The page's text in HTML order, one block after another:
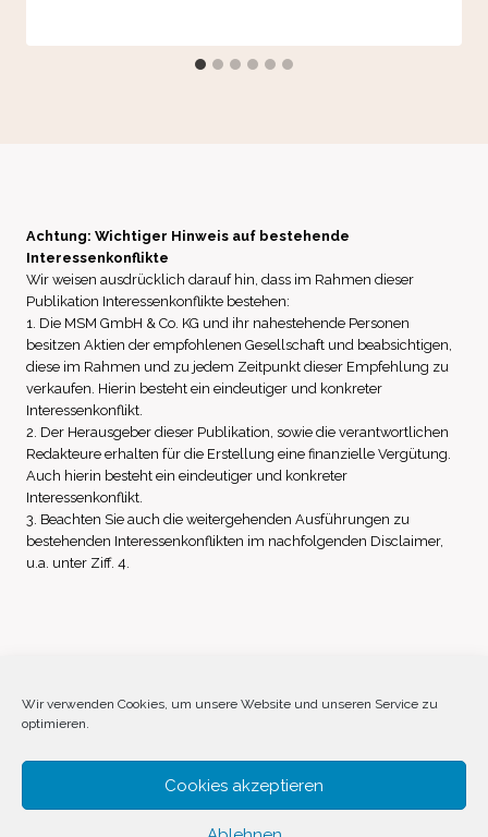
Wir verwenden Cookies, um unsere Website und unseren Service zu
optimieren.
Cookies akzeptieren
Achtung: Wichtiger Hinweis auf bestehende
Interessenkonflikte
Wir weisen ausdrücklich darauf hin, dass im Rahmen dieser
Publikation Interessenkonflikte bestehen:
1. Die MSM GmbH & Co. KG und ihr nahestehende Personen
besitzen Aktien der empfohlenen Gesellschaft und beabsichtigen,
diese im Rahmen und zu jedem Zeitpunkt dieser Empfehlung zu
verkaufen. Hierin besteht ein eindeutiger und konkreter
Interessenkonflikt.
2. Der Herausgeber dieser Publikation, sowie die verantwortlichen
Redakteure erhalten für die Erstellung eine finanzielle Vergütung.
Auch hierin besteht ein eindeutiger und konkreter
Interessenkonflikt.
3. Beachten Sie auch die weitergehenden Ausführungen zu
bestehenden Interessenkonflikten im nachfolgenden Disclaimer,
u.a. unter Ziff. 4.
Impressum Datenschutz
Disclaimer